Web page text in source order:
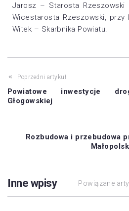
Jarosz – Starosta
Wicestarosta Rzeszowski, przy
Witek – Skarbnika Powiatu.
Poprzedni artykuł
Powiatowe inwestycje
Głogowskiej
Rozbudowa i przebudowa
Inne wpisy Powiązane